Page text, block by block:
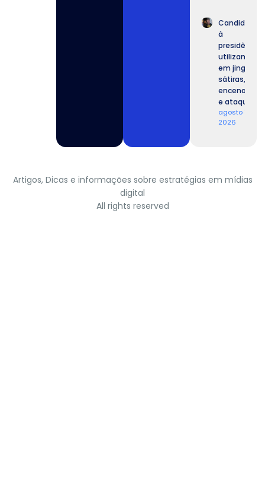
Candidatos
à
presidência
utilizam IA
em jingles,
sátiras,
encenações
e ataques.
agosto 7,
2026
Artigos, Dicas e informações sobre estratégias em mídias
digital
All rights reserved